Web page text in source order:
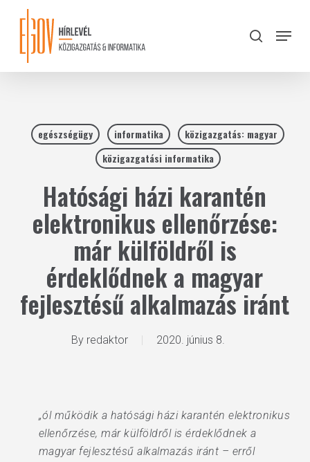
content
search
Menu
egészségügy informatika
közigazgatás: magyar
közigazgatási informatika
Hatósági házi karantén
elektronikus ellenőrzése:
már külföldről is
érdeklődnek a magyar
fejlesztésű alkalmazás iránt
By redaktor 2020. június 8.
„ól működik a hatósági házi karantén elektronikus
ellenőrzése, már külföldről is érdeklődnek a
magyar fejlesztésű alkalmazás iránt – erről
Close